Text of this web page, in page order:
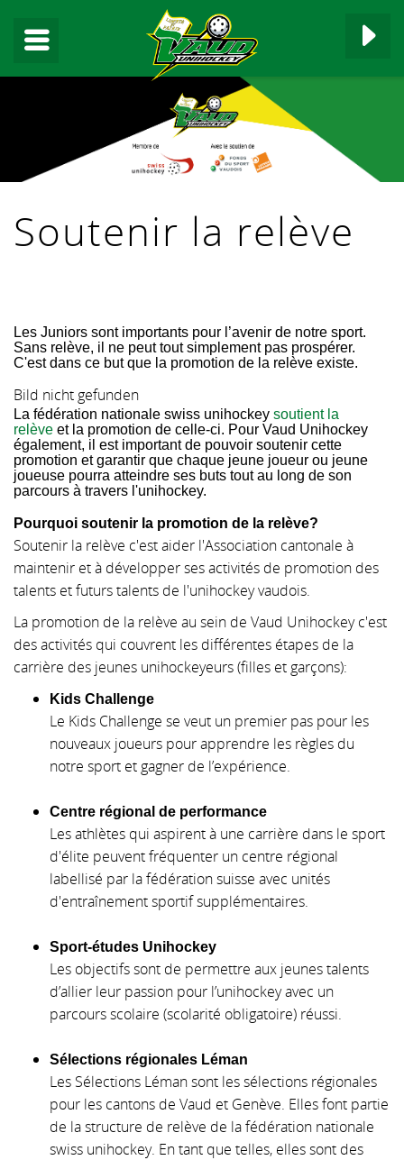
Soutenir la relève
Les Juniors sont importants pour l’avenir de notre sport.
Sans relève, il ne peut tout simplement pas prospérer.
C'est dans ce but que la promotion de la relève existe.
Bild nicht gefunden
La fédération nationale swiss unihockey soutient la
relève et la promotion de celle-ci. Pour Vaud Unihockey
également, il est important de pouvoir soutenir cette
promotion et garantir que chaque jeune joueur ou jeune
joueuse pourra atteindre ses buts tout au long de son
parcours à travers l'unihockey.
Pourquoi soutenir la promotion de la relève?
Soutenir la relève c'est aider l'Association cantonale à
maintenir et à développer ses activités de promotion des
talents et futurs talents de l'unihockey vaudois.
La promotion de la relève au sein de Vaud Unihockey c'est
des activités qui couvrent les différentes étapes de la
carrière des jeunes unihockeyeurs (filles et garçons):
Kids Challenge
Le Kids Challenge se veut un premier pas pour les
nouveaux joueurs pour apprendre les règles du
notre sport et gagner de l’expérience.
Centre régional de performance
Les athlètes qui aspirent à une carrière dans le sport
d'élite peuvent fréquenter un centre régional
labellisé par la fédération suisse avec unités
d'entraînement sportif supplémentaires.
Sport-études Unihockey
Les objectifs sont de permettre aux jeunes talents
d’allier leur passion pour l’unihockey avec un
parcours scolaire (scolarité obligatoire) réussi.
Sélections régionales Léman
Les Sélections Léman sont les sélections régionales
pour les cantons de Vaud et Genève. Elles font partie
de la structure de relève de la fédération nationale
swiss unihockey. En tant que telles, elles sont des